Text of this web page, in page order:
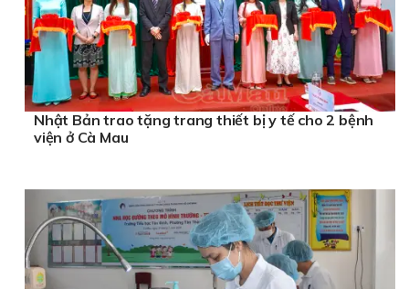
Nhật Bản trao tặng trang thiết bị y tế cho 2 bệnh
viện ở Cà Mau